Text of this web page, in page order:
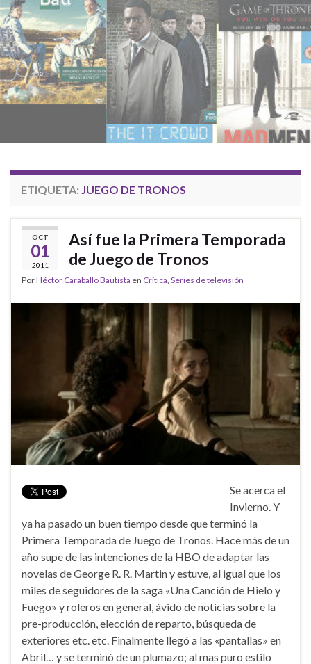
ETIQUETA: JUEGO DE TRONOS
OCT
01
2011
Así fue la Primera Temporada
de Juego de Tronos
PorHéctor Caraballo Bautista en Crítica Series de televisión
Se acerca el
Invierno. Y
ya ha pasado un buen tiempo desde que terminó la
Primera Temporada de Juego de Tronos. Hace más de un
año supe de las intenciones de la HBO de adaptar las
novelas de George R. R. Martin y estuve, al igual que los
miles de seguidores de la saga «Una Canción de Hielo y
Fuego» y roleros en general, ávido de noticias sobre la
pre-producción, elección de reparto, búsqueda de
exteriores etc. etc. Finalmente llegó a las «pantallas» en
Abril… y se terminó de un plumazo; al mas puro estilo